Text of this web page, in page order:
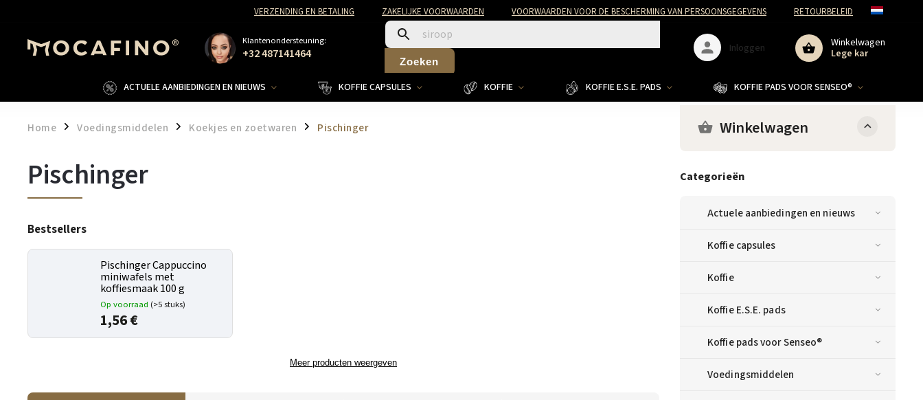
VERZENDING EN BETALING ZAKELIJKE VOORWAARDEN VOORWAARDEN VOOR DE BESCHERMING VAN PERSOONSGEGEVENS RETOURBELEID
Klantenondersteuning:
+32 487141464 Zoeken
Winkelwagen
Lege kar
Inloggen
ACTUELE AANBIEDINGEN EN NIEUWS KOFFIE CAPSULES KOFFIE KOFFIE E.S.E. PADS KOFFIE PADS VOOR SENSEO®
Home / Voedingsmiddelen / Koekjes en zoetwaren / Pischinger Winkelwagen
Categorieën
Actuele aanbiedingen en nieuws
Koffie capsules
Koffie
Koffie E.S.E. pads
Koffie pads voor Senseo®
Voedingsmiddelen
Pischinger
Bestsellers
Pischinger Cappuccino
miniwafels met
koffiesmaak 100 g
Op voorraad (>5 stuks)
1,56 €
Meer producten weergeven